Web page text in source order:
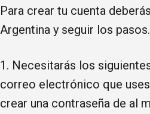
Para crear tu cuenta
Argentina y seguir los pasos.
1. Necesitarás los
correo electrónico que
crear una contraseña de al